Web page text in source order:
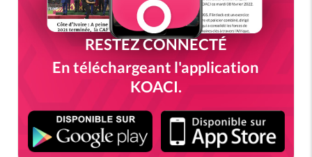
RESTEZ CONNECTÉ
En téléchargeant l'application
KOACI.